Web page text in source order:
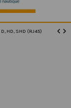
HD, SHD (RJ45)